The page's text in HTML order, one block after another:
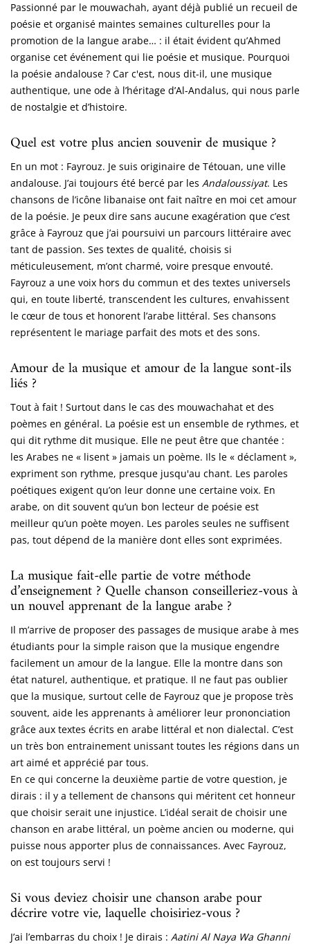
Passionné par le mouwachah, ayant déjà publié un recueil de
poésie et organisé maintes semaines culturelles pour la
promotion de la langue arabe… : il était évident qu’Ahmed
organise cet événement qui lie poésie et musique. Pourquoi
la poésie andalouse ? Car c'est, nous dit-il, une musique
authentique, une ode à l’héritage d’Al-Andalus, qui nous parle
de nostalgie et d’histoire.
Quel est votre plus ancien souvenir de musique ?
En un mot : Fayrouz. Je suis originaire de Tétouan, une ville
andalouse. J’ai toujours été bercé par les Andaloussiyat. Les
chansons de l’icône libanaise ont fait naître en moi cet amour
de la poésie. Je peux dire sans aucune exagération que c’est
grâce à Fayrouz que j’ai poursuivi un parcours littéraire avec
tant de passion. Ses textes de qualité, choisis si
méticuleusement, m’ont charmé, voire presque envouté.
Fayrouz a une voix hors du commun et des textes universels
qui, en toute liberté, transcendent les cultures, envahissent
le cœur de tous et honorent l’arabe littéral. Ses chansons
représentent le mariage parfait des mots et des sons.
Amour de la musique et amour de la langue sont-ils
liés ?
Tout à fait ! Surtout dans le cas des mouwachahat et des
poèmes en général. La poésie est un ensemble de rythmes, et
qui dit rythme dit musique. Elle ne peut être que chantée :
les Arabes ne « lisent » jamais un poème. Ils le « déclament »,
expriment son rythme, presque jusqu'au chant. Les paroles
poétiques exigent qu’on leur donne une certaine voix. En
arabe, on dit souvent qu’un bon lecteur de poésie est
meilleur qu’un poète moyen. Les paroles seules ne suffisent
pas, tout dépend de la manière dont elles sont exprimées.
La musique fait-elle partie de votre méthode
d’enseignement ? Quelle chanson conseilleriez-vous à
un nouvel apprenant de la langue arabe ?
Il m’arrive de proposer des passages de musique arabe à mes
étudiants pour la simple raison que la musique engendre
facilement un amour de la langue. Elle la montre dans son
état naturel, authentique, et pratique. Il ne faut pas oublier
que la musique, surtout celle de Fayrouz que je propose très
souvent, aide les apprenants à améliorer leur prononciation
grâce aux textes écrits en arabe littéral et non dialectal. C’est
un très bon entrainement unissant toutes les régions dans un
art aimé et apprécié par tous.
En ce qui concerne la deuxième partie de votre question, je
dirais : il y a tellement de chansons qui méritent cet honneur
que choisir serait une injustice. L’idéal serait de choisir une
chanson en arabe littéral, un poème ancien ou moderne, qui
puisse nous apporter plus de connaissances. Avec Fayrouz,
on est toujours servi !
Si vous deviez choisir une chanson arabe pour
décrire votre vie, laquelle choisiriez-vous ?
J’ai l’embarras du choix ! Je dirais : Aatini Al Naya Wa Ghanni